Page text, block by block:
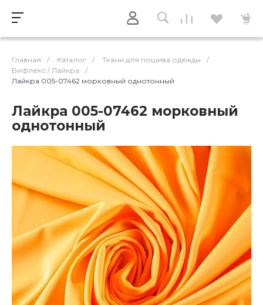
Главная / Каталог / Ткани для пошива одежды
/
Бифлекс / Лайкра
/
Лайкра 005-07462 морковный однотонный
Лайкра 005-07462 морковный
однотонный